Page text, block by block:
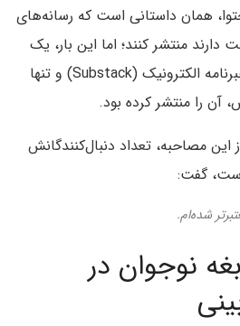
همان داستانی است که رسانه‌های
منتشر کنند؛ اما این بار، یک
دانش‌آموز نوجوان با یک خبرنامه الکترونیک (Substack) و تنها
آن را منتشر کرده بود.
این مصاحبه، تعداد دنبال‌کنندگانش
شده‌ام.
نوجوان در